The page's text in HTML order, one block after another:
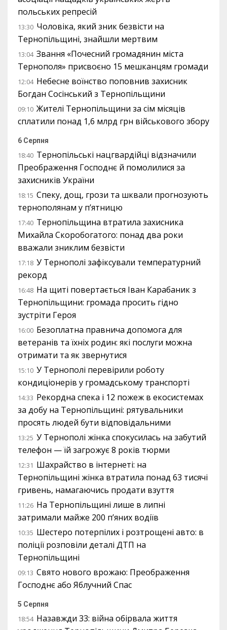
польських репресій
13:30 Чоловіка, який зник безвісти на
Тернопільщині, знайшли мертвим
13:04 Звання «Почесний громадянин міста
Тернополя» присвоєно 15 мешканцям громади
12:04 Небесне воїнство поповнив захисник
Богдан Сосінський з Тернопільщини
09:10 Жителі Тернопільщини за сім місяців
сплатили понад 1,6 млрд грн військового збору
6 Серпня
18:40 Тернопільські нацгвардійці відзначили
Преображення Господнє й помолилися за
захисників України
18:15 Спеку, дощ, грози та шквали прогнозують
тернополянам у п’ятницю
17:40 Тернопільщина втратила захисника
Михайла Скоробогатого: понад два роки
вважали зниклим безвісти
17:18 У Тернополі зафіксували температурний
рекорд
16:48 На щиті повертається Іван Карабаник з
Тернопільщини: громада просить гідно
зустріти Героя
16:00 Безоплатна правнича допомога для
ветеранів та їхніх родин: які послуги можна
отримати та як звернутися
15:10 У Тернополі перевірили роботу
кондиціонерів у громадському транспорті
14:33 Рекордна спека і 12 пожеж в екосистемах
за добу на Тернопільщині: рятувальники
просять людей бути відповідальними
13:25 У Тернополі жінка спокусилась на забутий
телефон — їй загрожує 8 років тюрми
12:31 Шахрайство в інтернеті: на
Тернопільщині жінка втратила понад 63 тисячі
гривень, намагаючись продати взуття
11:26 На Тернопільщині лише в липні
затримали майже 200 п’яних водіїв
10:35 Шестеро потерпілих і розтрощені авто: в
поліції розповіли деталі ДТП на
Тернопільщині
09:13 Свято нового врожаю: Преображення
Господнє або Яблучний Спас
5 Серпня
18:54 Назавжди 33: війна обірвала життя